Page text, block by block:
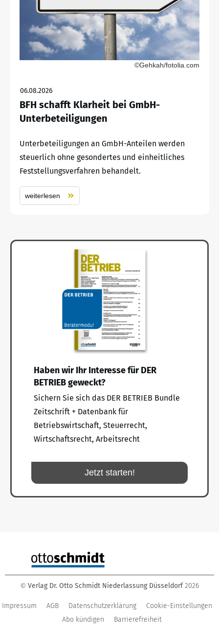
©Gehkah/fotolia.com
06.08.2026
BFH schafft Klarheit bei GmbH-
Unterbeteiligungen
Unterbeteiligungen an GmbH-Anteilen werden
steuerlich ohne gesondertes und einheitliches
Feststellungsverfahren behandelt.
weiterlesen
Haben wir Ihr Interesse für DER
BETRIEB geweckt?
Sichern Sie sich das DER BETRIEB Bundle
Zeitschrift + Datenbank für
Betriebswirtschaft, Steuerrecht,
Wirtschaftsrecht, Arbeitsrecht
Jetzt starten!
© Verlag Dr. Otto Schmidt Niederlassung Düsseldorf 2026
Impressum AGB Datenschutzerklärung
Cookie-Einstellungen
Abo kündigen
Barrierefreiheit